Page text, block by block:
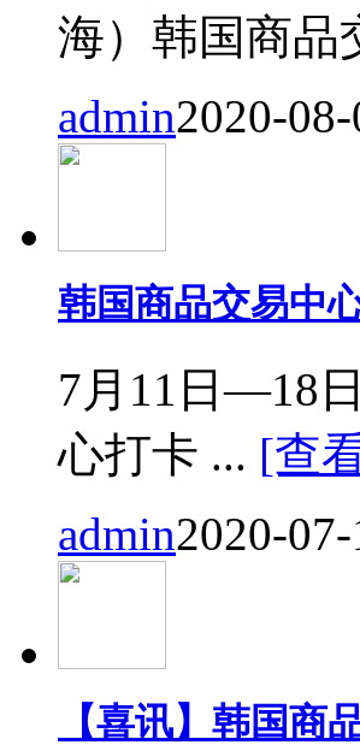
海）韩国商品
admin2020-
韩国商品交易中
7月11日—18
心打卡 ... [查
admin2020-
【喜讯】韩国商